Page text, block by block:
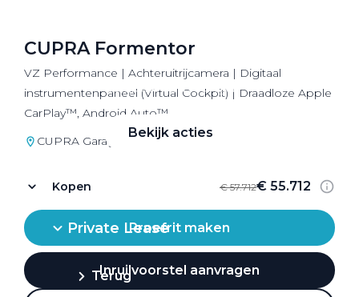
Bekijk alle aanbiedingen
Bekijk acties
Private Lease
Terug
CUPRA Formentor
VZ Performance | Achteruitrijcamera | Digitaal
instrumentenpaneel (Virtual Cockpit) | Draadloze Apple
CarPlay™, Android Auto™
CUPRA Garage Utrecht
Kopen € 57.712€ 55.712
Proefrit maken
Inruilvoorstel aanvragen